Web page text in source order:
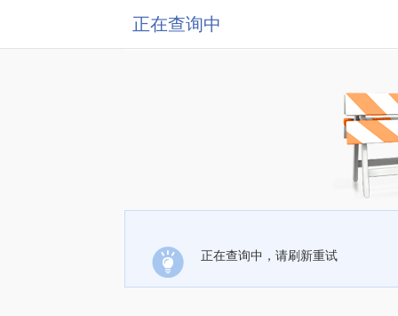
正在查询中
正在查询中，请刷新重试